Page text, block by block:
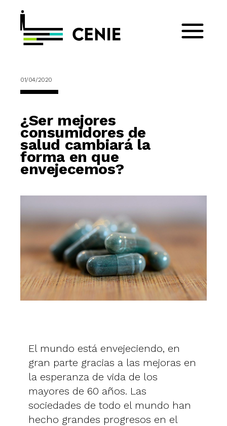
01/04/2020
¿Ser mejores
consumidores de
salud cambiará la
forma en que
envejecemos?
El mundo está envejeciendo, en
gran parte gracias a las mejoras en
la esperanza de vida de los
mayores de 60 años. Las
sociedades de todo el mundo han
hecho grandes progresos en el